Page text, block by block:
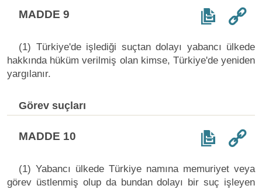
MADDE 9
(1) Türkiye'de işlediği suçtan dolayı yabancı ülkede
hakkında hüküm verilmiş olan kimse, Türkiye'de yeniden
yargılanır.
Görev suçları
MADDE 10
(1) Yabancı ülkede Türkiye namına memuriyet veya
görev üstlenmiş olup da bundan dolayı bir suç işleyen